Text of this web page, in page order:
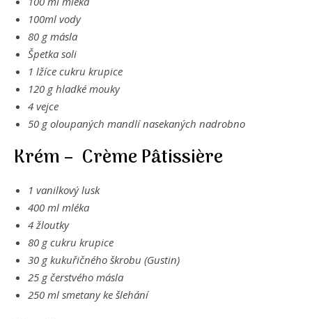
100ml vody
80 g másla
Špetka soli
1 lžíce cukru krupice
120 g hladké mouky
4 vejce
50 g oloupaných mandlí nasekaných nadrobno
Krém – Crème Pâtissière
1 vanilkový lusk
400 ml mléka
4 žloutky
80 g cukru krupice
30 g kukuřičného škrobu (Gustin)
25 g čerstvého másla
250 ml smetany ke šlehání